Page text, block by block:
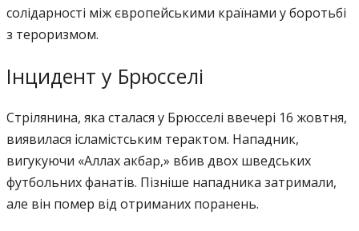
солідарності між європейськими країнами у боротьбі
з тероризмом.
Інцидент у Брюсселі
Стрілянина, яка сталася у Брюсселі ввечері 16 жовтня,
виявилася ісламістським терактом. Нападник,
вигукуючи «Аллах акбар,» вбив двох шведських
футбольних фанатів. Пізніше нападника затримали,
але він помер від отриманих поранень.